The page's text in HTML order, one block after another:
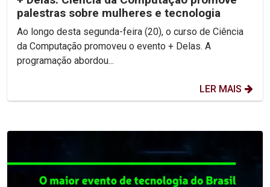
palestras sobre mulheres e tecnologia
Ao longo desta segunda-feira (20), o curso de Ciência
da Computação promoveu o evento + Delas. A
programação abordou...
LER MAIS